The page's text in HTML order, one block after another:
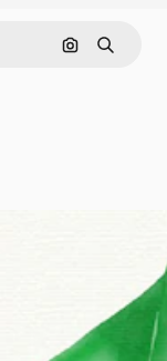
Cerca per
Ricerca